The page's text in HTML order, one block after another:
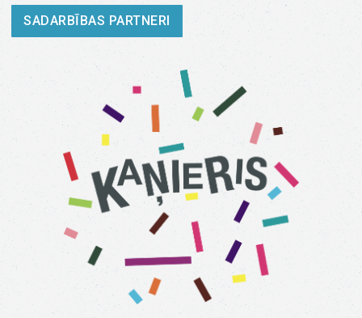
SADARBĪBAS PARTNERI